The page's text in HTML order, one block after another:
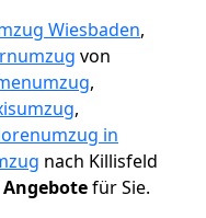
Wiesbaden,
von
,
,
in
nach Killisfeld
für Sie.